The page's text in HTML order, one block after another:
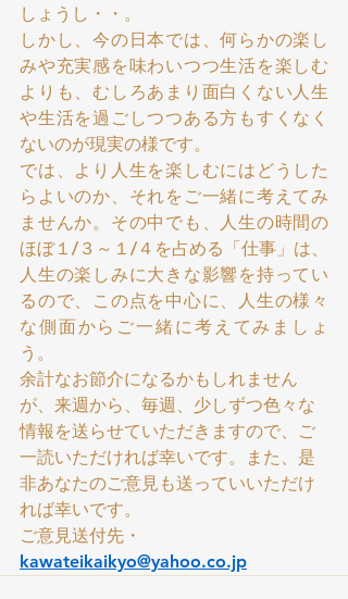
しょうし・・。
しかし、今の日本では、何らかの楽し
みや充実感を味わいつつ生活を楽しむ
よりも、むしろあまり面白くない人生
や生活を過ごしつつある方もすくなく
ないのが現実の様です。
では、より人生を楽しむにはどうした
らよいのか、それをご一緒に考えてみ
ませんか。その中でも、人生の時間の
ほぼ１/３～１/４を占める「仕事」は、
人生の楽しみに大きな影響を持ってい
るので、この点を中心に、人生の様々
な側面からご一緒に考えてみましょ
う。
余計なお節介になるかもしれません
が、来週から、毎週、少しずつ色々な
情報を送らせていただきますので、ご
一読いただければ幸いです。また、是
非あなたのご意見も送っていいただけ
れば幸いです。
ご意見送付先・
kawateikaikyo@yahoo.co.jp